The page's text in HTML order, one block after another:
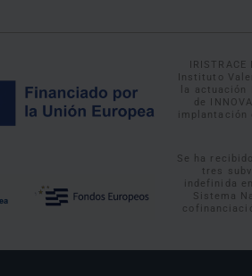
Instituto
la
de
implantación
Se ha
tres
indefinida
Sistema